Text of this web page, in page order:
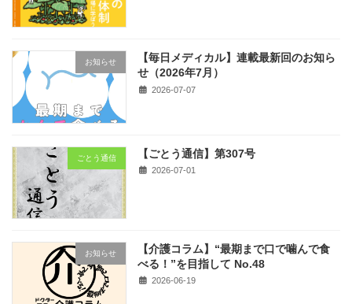
お知らせ
【毎日メディカル】連載最新回のお知ら
せ（2026年7月）
2026-07-07
ごとう通信 【ごとう通信】第307号
2026-07-01
お知らせ
【介護コラム】“最期まで口で噛んで食
べる！”を目指して No.48
2026-06-19